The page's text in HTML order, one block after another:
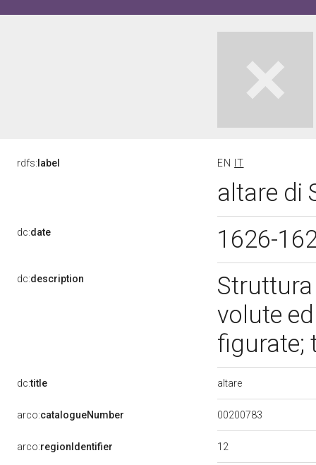
rdfs: label EN IT
altare di
dc:date 1626-
dc:description
volute
figurate;
dc:title altare
arco:catalogueNumber 00200783
arco:regionIdentifier 12